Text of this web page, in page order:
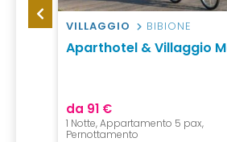
VILLAGGIO BIBIONE
Aparthotel & Villaggio
da 91 €
1 Notte, Appartamento 5 pax,
Pernottamento